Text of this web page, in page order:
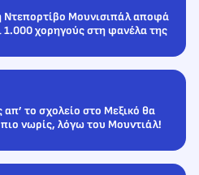
Ντεπορτίβο Μουνισιπάλ αποφά
1.000 χορηγούς στη φανέλα της
απ’ το σχολείο στο Μεξικό θα
πιο νωρίς, λόγω του Μουντιάλ!